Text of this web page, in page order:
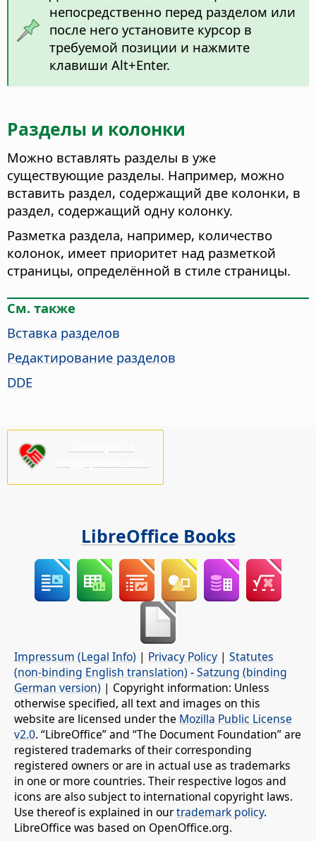
непосредственно перед разделом или
после него установите курсор в
требуемой позиции и нажмите
клавиши Alt+Enter.
Разделы и колонки
Можно вставлять разделы в уже
существующие разделы. Например, можно
вставить раздел, содержащий две колонки, в
раздел, содержащий одну колонку.
Разметка раздела, например, количество
колонок, имеет приоритет над разметкой
страницы, определённой в стиле страницы.
См. также
Вставка разделов
Редактирование разделов
DDE
LibreOffice Books
Impressum (Legal Info) | Privacy Policy | Statutes
(non-binding English translation) -Satzung (binding
German version) | Copyright information: Unless
otherwise specified, all text and images on this
website are licensed under the Mozilla Public License
v2.0. “LibreOffice” and “The Document Foundation” are
registered trademarks of their corresponding
registered owners or are in actual use as trademarks
in one or more countries. Their respective logos and
icons are also subject to international copyright laws.
Use thereof is explained in ourtrademark policy.
LibreOffice was based on OpenOffice.org.